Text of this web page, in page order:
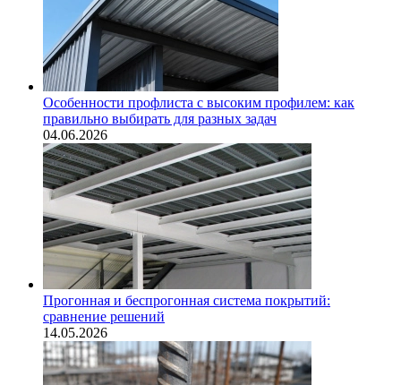
Особенности профлиста с высоким профилем: как
правильно выбирать для разных задач
04.06.2026
Прогонная и беспрогонная система покрытий:
сравнение решений
14.05.2026